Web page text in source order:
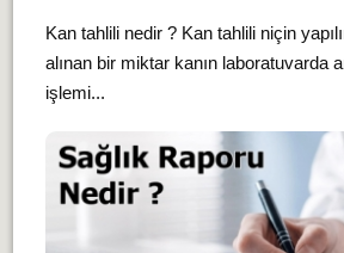
Kan tahlili nedir ? Kan tahlili niçin
alınan bir miktar kanın laboratuvarda
işlemi...